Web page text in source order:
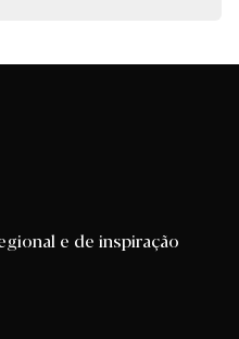
e de inspiração